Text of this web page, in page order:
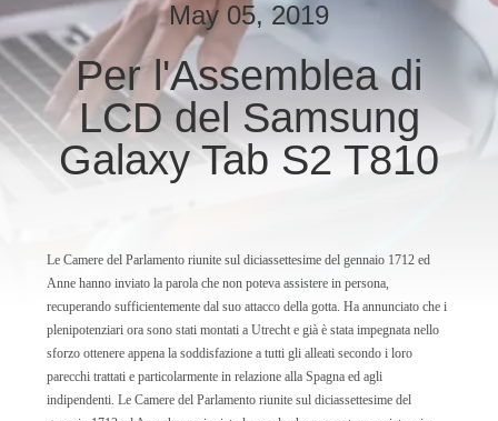
DELLA
FABBRICA
CONTROLLO
DI
CONTATTICI
NOTIZIE
RICHIEDA
May 05, 2019
Per l'Assemblea di
LCD del Samsung
Galaxy Tab S2 T810
Le Camere del Parlamento riunite sul diciassettesime del gennaio 1712 ed
Anne hanno inviato la parola che non poteva assistere in persona,
recuperando sufficientemente dal suo attacco della gotta. Ha annunciato che i
plenipotenziari ora sono stati montati a Utrecht e già è stata impegnata nello
sforzo ottenere appena la soddisfazione a tutti gli alleati secondo i loro
parecchi trattati e particolarmente in relazione alla Spagna ed agli
indipendenti. Le Camere del Parlamento riunite sul diciassettesime del